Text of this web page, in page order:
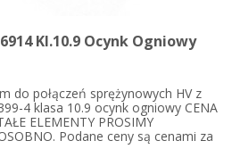
Kl.10.9 Ocynk Ogniowy
do połączeń sprężynowych HV z
4 klasa 10.9 ocynk ogniowy CENA
ELEMENTY PROSIMY
Podane ceny są cenami za